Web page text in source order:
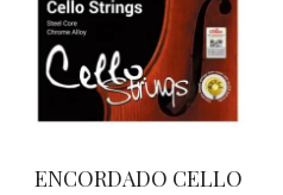
ENCORDADO CELLO